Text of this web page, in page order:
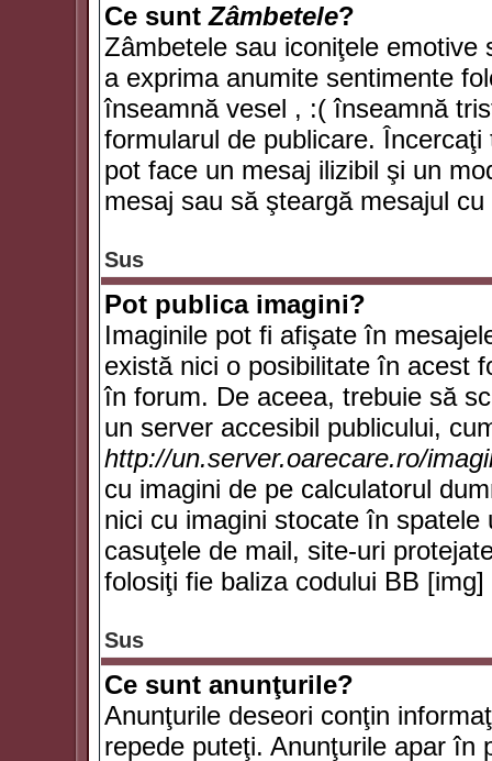
Ce suntZâmbetele?
Zâmbetele sau iconiţele
a exprima anumite sentimente
înseamnă vesel , :( înseamnă
formularul de publicare.
pot face un mesaj ilizibil şi un
mesaj sau să şteargă mesajul cu
Sus
Pot publica imagini?
Imaginile pot fi afişate în
există nici o posibilitate în acest
în forum. De aceea, trebuie să
un server accesibil publicului,
http://un.server.oarecare.ro/
cu imagini de pe calculatorul
nici cu imagini stocate în
casuţele de mail, site-uri
folosiţi fie baliza codului BB
Sus
Ce sunt anunţurile?
Anunţurile deseori conţin
repede puteţi. Anunţurile apar în